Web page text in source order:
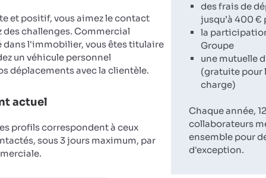
et positif, vous aimez le contact
challenges. Commercial
l'immobilier, vous êtes titulaire
un véhicule personnel
déplacements avec la clientèle.
actuel
profils correspondent à ceux
sous 3 jours maximum, par
des frais de
jusqu’à 400 €
la
Groupe
une mutuelle
(gratuite pour
charge)
Chaque année,
collaborateurs
ensemble pour
d'exception.